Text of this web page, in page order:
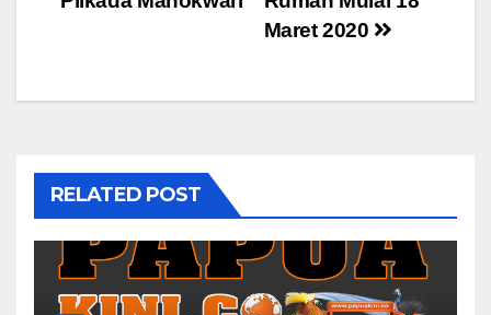
Maret 2020
RELATED POST